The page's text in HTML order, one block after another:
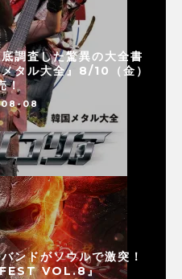
調査した驚異の大全書
タル大全』8/10（金）
！
08
ンドがソウルで激突！
VOL.8』